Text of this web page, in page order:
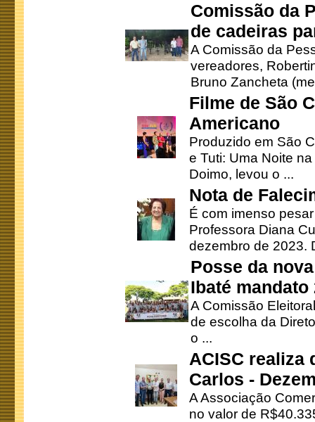
Comissão da
de cadeiras
A Comissão da
vereadores,
Bruno Zancheta
Filme de São
Americano
Produzido em São
e Tuti: Uma Noite
Doimo, levou o ...
Nota de
É com imenso
Professora Diana
dezembro de 2023.
Posse da
Ibaté mandato
A Comissão
de escolha da
o ...
ACISC realiza
Carlos -
A Associação
no valor de